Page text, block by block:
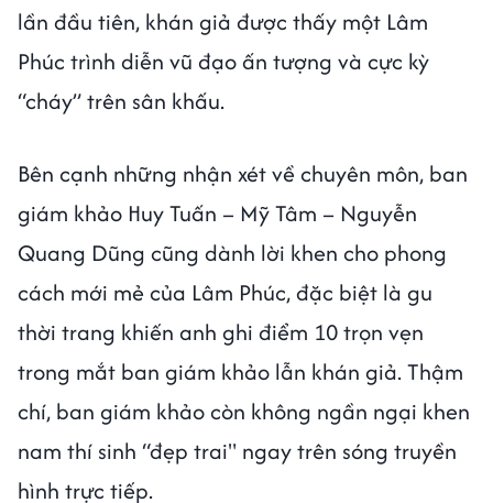
lần đầu tiên, khán giả được thấy một Lâm
Phúc trình diễn vũ đạo ấn tượng và cực kỳ
“cháy” trên sân khấu.
Bên cạnh những nhận xét về chuyên môn, ban
giám khảo Huy Tuấn – Mỹ Tâm – Nguyễn
Quang Dũng cũng dành lời khen cho phong
cách mới mẻ của Lâm Phúc, đặc biệt là gu
thời trang khiến anh ghi điểm 10 trọn vẹn
trong mắt ban giám khảo lẫn khán giả. Thậm
chí, ban giám khảo còn không ngần ngại khen
nam thí sinh “đẹp trai" ngay trên sóng truyền
hình trực tiếp.